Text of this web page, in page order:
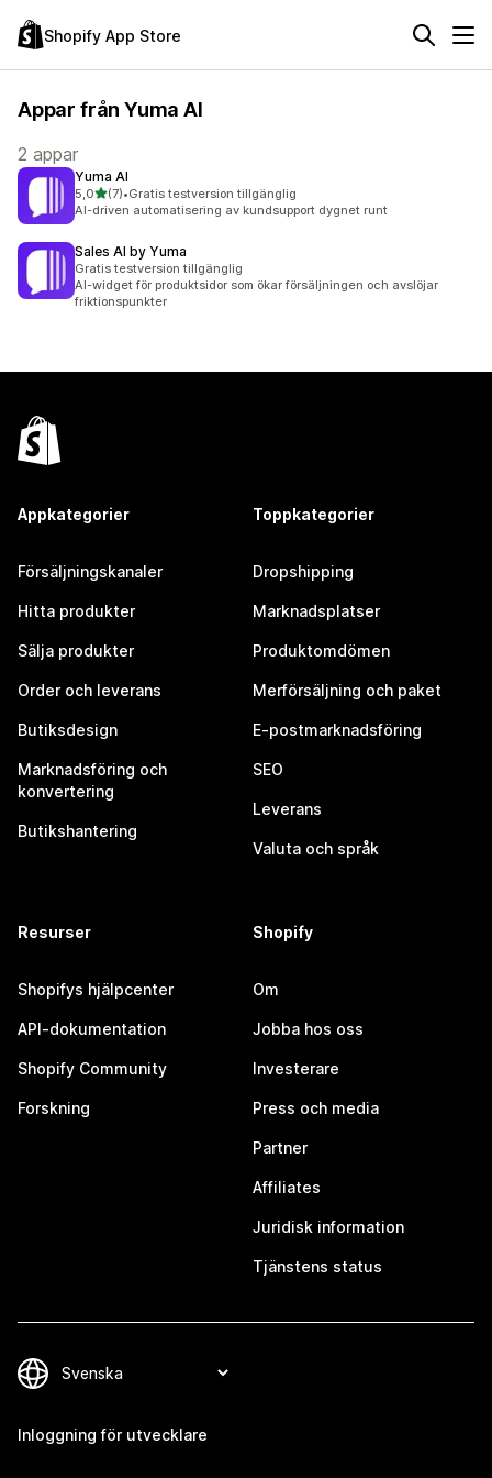
Shopify App Store
Appar från Yuma AI
2 appar
Yuma AI
5,0av 5 stjärnor
(7)
7 recensioner totalt
•Gratis testversion tillgänglig
AI-driven automatisering av kundsupport dygnet runt
Sales AI by Yuma
Gratis testversion tillgänglig
AI-widget för produktsidor som ökar försäljningen och avslöjar
friktionspunkter
Appkategorier
Försäljningskanaler
Hitta produkter
Sälja produkter
Order och leverans
Butiksdesign
Marknadsföring och
konvertering
Butikshantering
Toppkategorier
Dropshipping
Marknadsplatser
Produktomdömen
Merförsäljning och paket
E-postmarknadsföring
SEO
Leverans
Valuta och språk
Resurser
Shopifys hjälpcenter
API-dokumentation
Shopify Community
Forskning
Shopify
Om
Jobba hos oss
Investerare
Press och media
Partner
Affiliates
Juridisk information
Tjänstens status
Inloggning för utvecklare